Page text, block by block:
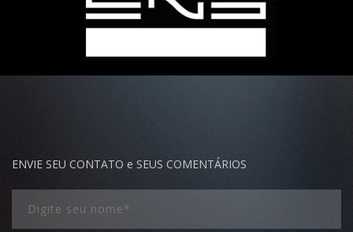
ENVIE SEU CONTATO e SEUS COMENTÁRIOS